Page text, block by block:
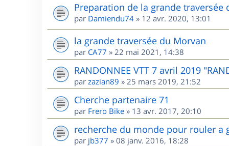
Preparation de la grande traversée
par Damiendu74 » 12 avr. 2020, 13:01
la grande traversée du Morvan
par CA77 » 22 mai 2021, 14:38
RANDONNEE VTT 7 avril 2019
par zazian89 » 25 mars 2019, 21:52
Cherche partenaire 71
par Frero Bike » 13 avr. 2017, 20:10
recherche du monde pour rouler a
par jb377 » 08 janv. 2016, 18:28